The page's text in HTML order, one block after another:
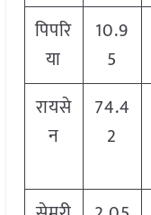
पिपरि
या
10.9
5
रायसे
न
74.4
2